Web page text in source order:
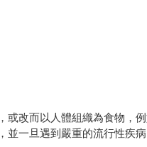
改而以人體組織為食物，
一旦遇到嚴重的流行性疾病